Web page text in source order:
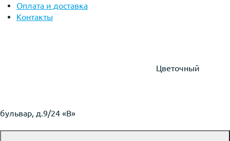
Оплата и доставка
Контакты
Цветочный
бульвар, д.9/24 «В»